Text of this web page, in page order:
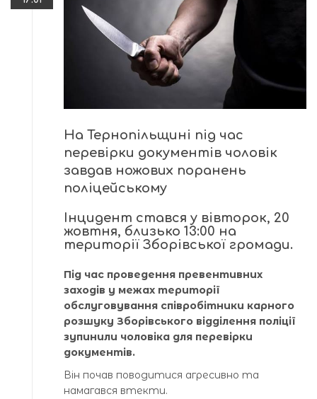
На Тернопільщині під час
перевірки документів чоловік
завдав ножових поранень
поліцейському
Інцидент стався у вівторок, 20
жовтня, близько 13:00 на
території Зборівської громади.
Під час проведення превентивних
заходів у межах території
обслуговування співробітники карного
розшуку Зборівського відділення поліції
зупинили чоловіка для перевірки
документів.
Він почав поводитися агресивно та
намагався втекти.